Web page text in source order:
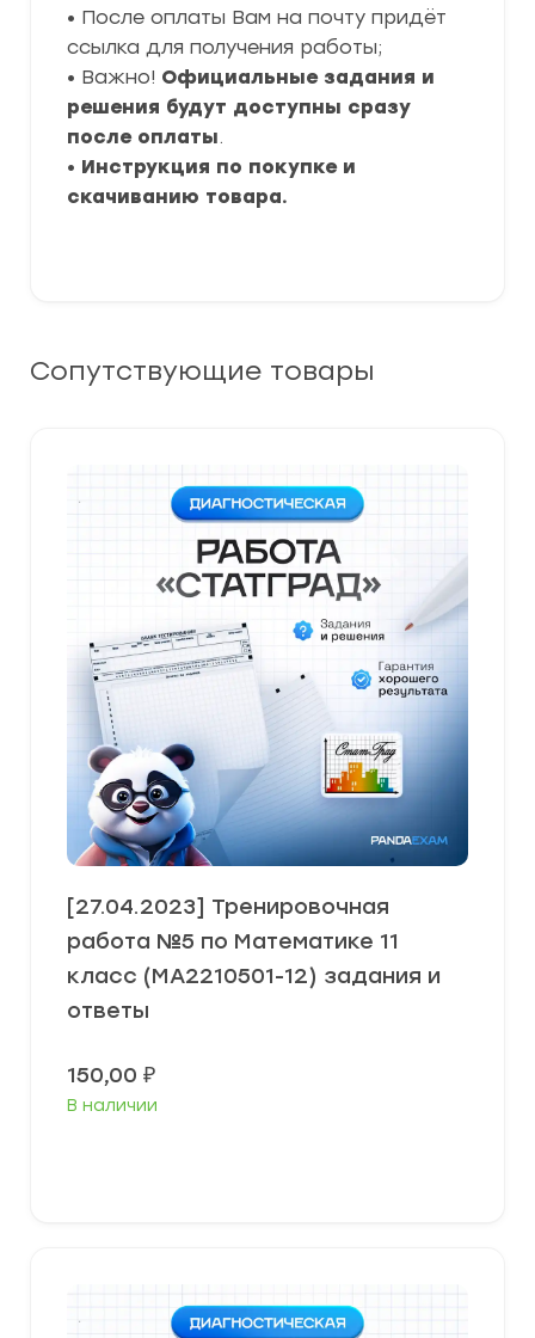
• После оплаты Вам на почту придёт
ссылка для получения работы;
• Важно! Официальные задания и
решения будут доступны сразу
после оплаты.
• Инструкция по покупке и
скачиванию товара.
Сопутствующие товары
[27.04.2023] Тренировочная
работа №5 по Математике 11
класс (МА2210501-12) задания и
ответы
150,00 ₽
В наличии